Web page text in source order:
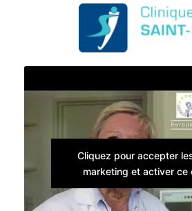
Cliquez pour accepter
marketing et activer ce